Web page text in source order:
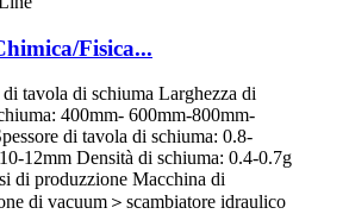
Fisica...
tavola di schiuma Larghezza di
400mm- 600mm-800mm-
di tavola di schiuma: 0.8-
12mm Densità di schiuma: 0.4-0.7g
di produzzione Macchina di
di vacuum＞scambiatore idraulico